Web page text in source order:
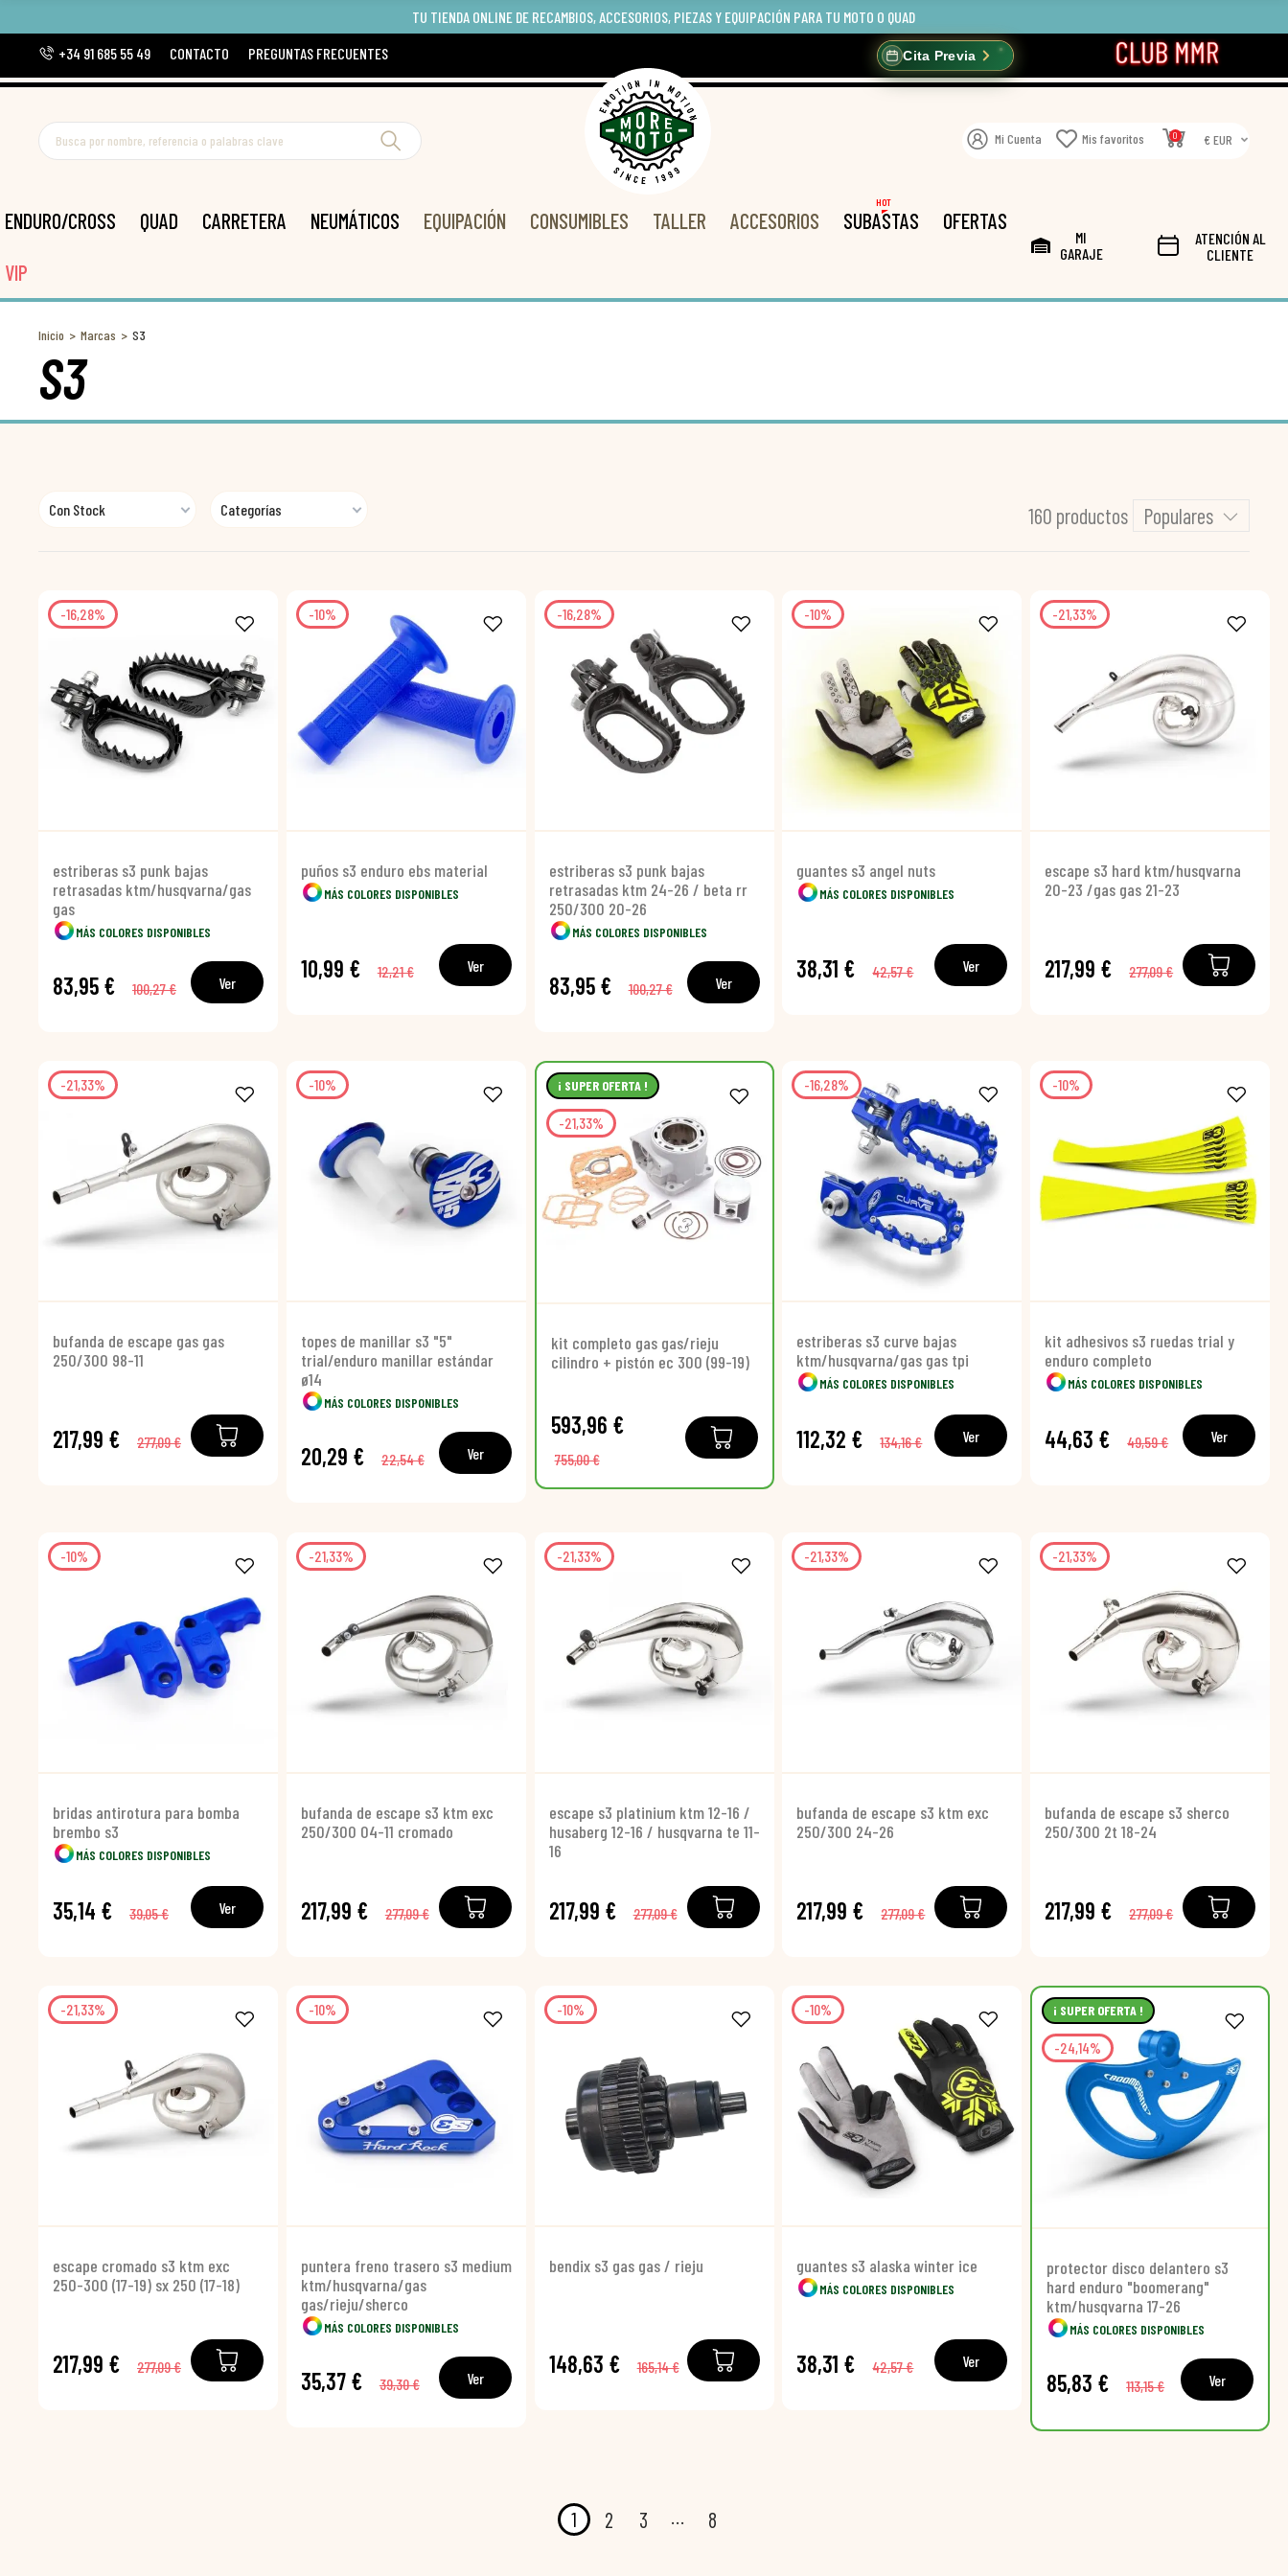
TU TIENDA ONLINE DE RECAMBIOS, ACCESORIOS, PIEZAS Y EQUIPACIÓN PARA TU MOTO O QUAD
+34 91 685 55 49
CONTACTO PREGUNTAS FRECUENTES Cita Previa
Mi Cuenta Mis favoritos 0 € EUR
ENDURO/CROSS QUAD CARRETERA NEUMÁTICOS EQUIPACIÓN CONSUMIBLES TALLER ACCESORIOS SUBASTAS
HOT
OFERTAS
VIP
MI
GARAJE
ATENCIÓN AL
CLIENTE
Inicio Marcas S3
S3
Con Stock Categorías 160 productos Populares
-16,28%
estriberas s3 punk bajas
retrasadas ktm/husqvarna/gas
gas
MÁS COLORES DISPONIBLES
83,95 € 100,27 € Ver
-10%
puños s3 enduro ebs material
MÁS COLORES DISPONIBLES
10,99 € 12,21 € Ver
-16,28%
estriberas s3 punk bajas
retrasadas ktm 24-26 / beta rr
250/300 20-26
MÁS COLORES DISPONIBLES
83,95 € 100,27 € Ver
-10%
guantes s3 angel nuts
MÁS COLORES DISPONIBLES
38,31 € 42,57 € Ver
-21,33%
escape s3 hard ktm/husqvarna
20-23 /gas gas 21-23
217,99 € 277,09 €
-21,33%
bufanda de escape gas gas
250/300 98-11
217,99 € 277,09 €
-10%
topes de manillar s3 "5"
trial/enduro manillar estándar
ø14
MÁS COLORES DISPONIBLES
20,29 € 22,54 € Ver
¡ SUPER OFERTA !
-21,33%
kit completo gas gas/rieju
cilindro + pistón ec 300 (99-19)
593,96 €
755,00 €
-16,28%
estriberas s3 curve bajas
ktm/husqvarna/gas gas tpi
MÁS COLORES DISPONIBLES
112,32 € 134,16 € Ver
-10%
kit adhesivos s3 ruedas trial y
enduro completo
MÁS COLORES DISPONIBLES
44,63 € 49,59 € Ver
-10%
bridas antirotura para bomba
brembo s3
MÁS COLORES DISPONIBLES
35,14 € 39,05 € Ver
-21,33%
bufanda de escape s3 ktm exc
250/300 04-11 cromado
217,99 € 277,09 €
-21,33%
escape s3 platinium ktm 12-16 /
husaberg 12-16 / husqvarna te 11-
16
217,99 € 277,09 €
-21,33%
bufanda de escape s3 ktm exc
250/300 24-26
217,99 € 277,09 €
-21,33%
bufanda de escape s3 sherco
250/300 2t 18-24
217,99 € 277,09 €
-21,33%
escape cromado s3 ktm exc
250-300 (17-19) sx 250 (17-18)
217,99 € 277,09 €
-10%
puntera freno trasero s3 medium
ktm/husqvarna/gas
gas/rieju/sherco
MÁS COLORES DISPONIBLES
35,37 € 39,30 € Ver
-10%
bendix s3 gas gas / rieju
148,63 € 165,14 €
-10%
guantes s3 alaska winter ice
MÁS COLORES DISPONIBLES
38,31 € 42,57 € Ver
¡ SUPER OFERTA !
-24,14%
protector disco delantero s3
hard enduro "boomerang"
ktm/husqvarna 17-26
MÁS COLORES DISPONIBLES
85,83 € 113,15 € Ver
1 2 3 8